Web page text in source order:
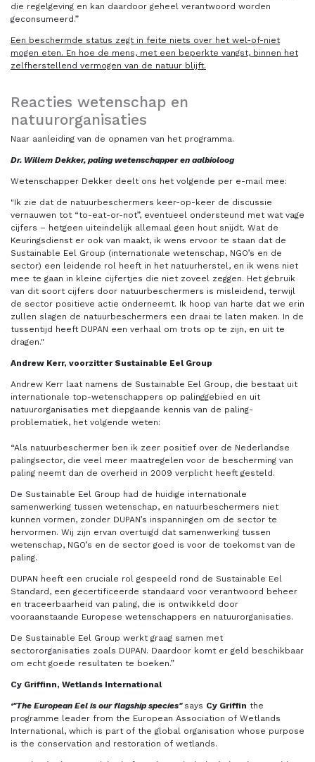
die regelgeving en kan daardoor geheel verantwoord worden
geconsumeerd.”
Een beschermde status zegt in feite niets over het wel-of-niet
mogen eten. En hoe de mens, met een beperkte vangst, binnen het
zelfherstellend vermogen van de natuur blijft.
Reacties wetenschap en
natuurorganisaties
Naar aanleiding van de opnamen van het programma.
Dr. Willem Dekker, paling wetenschapper en aalbioloog
Wetenschapper Dekker deelt ons het volgende per e-mail mee:
"Ik zie dat de natuurbeschermers keer-op-keer de discussie
vernauwen tot “to-eat-or-not”, eventueel ondersteund met wat vage
cijfers – hetgeen uiteindelijk allemaal geen hout snijdt. Wat de
Keuringsdienst er ook van maakt, ik wens ervoor te staan dat de
Sustainable Eel Group (internationale wetenschap, NGO’s en de
sector) een leidende rol heeft in het natuurherstel, en ik wens niet
mee te gaan in kleine cijfertjes die niet zoveel zeggen. Het gebruik
van dit soort cijfers door natuurbeschermers is misleidend, terwijl
de sector positieve actie onderneemt. Ik hoop van harte dat we erin
zullen slagen de natuurbeschermers een draai te laten maken. In de
tussentijd heeft DUPAN een verhaal om trots op te zijn, en uit te
dragen."
Andrew Kerr, voorzitter Sustainable Eel Group
Andrew Kerr laat namens de Sustainable Eel Group, die bestaat uit
internationale top-wetenschappers op palinggebied en uit
natuurorganisaties met diepgaande kennis van de paling-
problematiek, het volgende weten:
“Als natuurbeschermer ben ik zeer positief over de Nederlandse
palingsector, die veel meer maatregelen voor de bescherming van
paling neemt dan de overheid in 2009 verplicht heeft gesteld.
De Sustainable Eel Group had de huidige internationale
samenwerking tussen wetenschap, en natuurbeschermers niet
kunnen vormen, zonder DUPAN’s inspanningen om de sector te
hervormen. Wij zijn ervan overtuigd dat samenwerking tussen
wetenschap, NGO’s en de sector goed is voor de toekomst van de
paling.
DUPAN heeft een cruciale rol gespeeld rond de Sustainable Eel
Standard, een gecertificeerde standaard voor verantwoord beheer
en traceerbaarheid van paling, die is ontwikkeld door
vooraanstaande Europese wetenschappers en natuurorganisaties.
De Sustainable Eel Group werkt graag samen met
sectororganisaties zoals DUPAN. Daardoor komt er geld beschikbaar
om echt goede resultaten te boeken.”
Cy Griffinn, Wetlands International
‘"The European Eel is our flagship species" says Cy Griffin the
programme leader from the European Association of Wetlands
International, which is part of the global organisation whose purpose
is the conservation and restoration of wetlands.